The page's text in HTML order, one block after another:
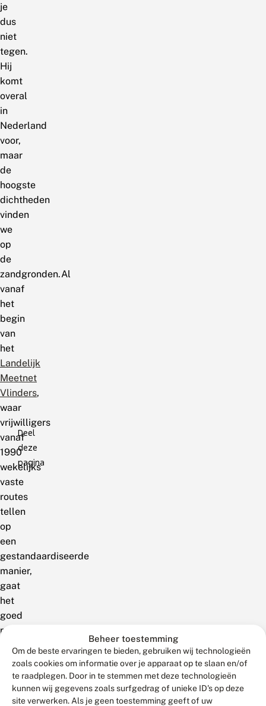
Beheer toestemming
Om de beste ervaringen te bieden, gebruiken wij technologieën
zoals cookies om informatie over je apparaat op te slaan en/of
te raadplegen. Door in te stemmen met deze technologieën
kunnen wij gegevens zoals surfgedrag of unieke ID's op deze
site verwerken. Als je geen toestemming geeft of uw
je
dus
niet
tegen.
Hij
komt
overal
in
Nederland
voor,
maar
de
hoogste
dichtheden
vinden
we
op
de
zandgronden.Al
vanaf
het
begin
van
het
Landelijk
Meetnet
Vlinders,
waar
vrijwilligers
vanaf
1990
wekelijks
vaste
routes
tellen
op
een
gestandaardiseerde
manier,
gaat
het
goed
met
boomblauwtje.
zijn
Deel
deze
pagina